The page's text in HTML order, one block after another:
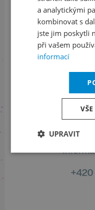
Sledujte
Informace
+420
a analytickými
kombinovat s
jste jim poskytli
při vašem
informací
UPRAVIT